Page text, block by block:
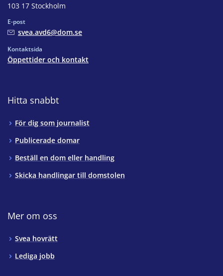
103 17 Stockholm
E-post
svea.avd6@dom.se
Kontaktsida
Öppettider och kontakt
Hitta snabbt
För dig som journalist
Publicerade domar
Beställ en dom eller handling
Skicka handlingar till domstolen
Mer om oss
Svea hovrätt
Lediga jobb